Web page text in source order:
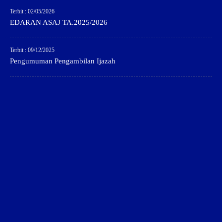
Terbit : 02/05/2026
EDARAN ASAJ TA.2025/2026
Terbit : 09/12/2025
Pengumuman Pengambilan Ijazah